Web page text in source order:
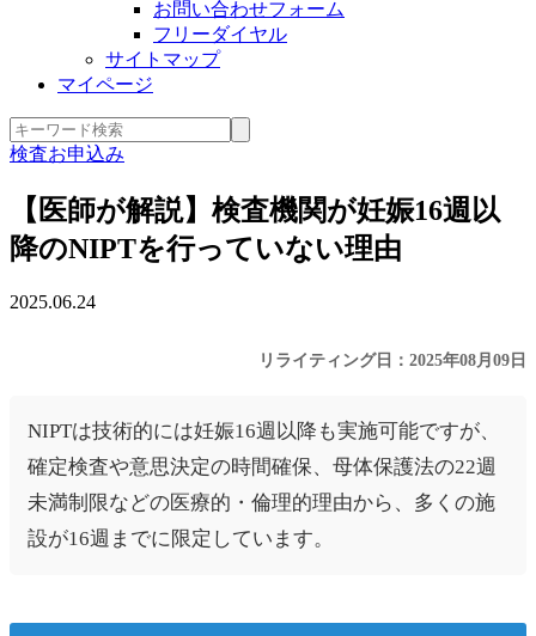
お問い合わせフォーム
フリーダイヤル
サイトマップ
マイページ
検査お申込み
【医師が解説】検査機関が妊娠16週以
降のNIPTを行っていない理由
2025.06.24
リライティング日：2025年08月09日
NIPTは技術的には妊娠16週以降も実施可能ですが、
確定検査や意思決定の時間確保、母体保護法の22週
未満制限などの医療的・倫理的理由から、多くの施
設が16週までに限定しています。